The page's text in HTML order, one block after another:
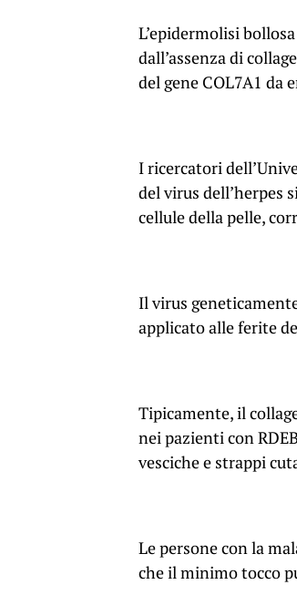
L’epidermolisi
dall’assenza di
del gene COL7A1 da
I ricercatori
del virus dell’herpes
cellule della pelle,
Il virus
applicato alle ferite
Tipicamente, il
nei pazienti con
vesciche e strappi
Le persone con la
che il minimo tocco